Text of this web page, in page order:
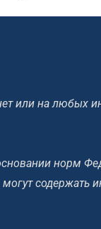
или на любых
норм
содержать